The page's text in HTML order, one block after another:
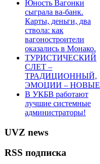
Юность Вагонки
сыграла ва-банк.
Карты, деньги, два
ствола: как
вагоностроители
оказались в Монако.
ТУРИСТИЧЕСКИЙ
СЛЕТ –
ТРАДИЦИОННЫЙ,
ЭМОЦИИ – НОВЫЕ
В УКБВ работают
лучшие системные
администраторы!
UVZ news
RSS подписка